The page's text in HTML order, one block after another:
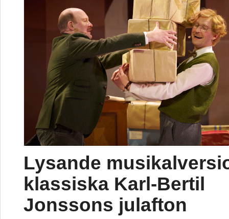
Lysande
klassiska Karl-Bertil
Jonssons julafton